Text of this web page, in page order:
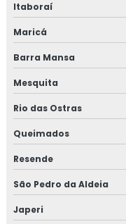
Consultoria em GMP+
Consultoria em HACCP
Consultoria em
GMP
Consultoria em HACCP
Consultoria em
Itaboraí
Maricá
Barra Mansa
Mesquita
Rio das Ostras
Queimados
Resende
São Pedro da Aldeia
Japeri